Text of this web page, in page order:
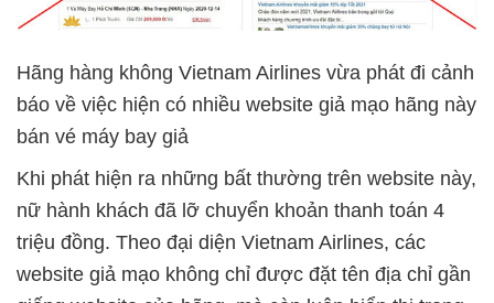
Hãng hàng không Vietnam Airlines vừa phát đi cảnh
báo về việc hiện có nhiều website giả mạo hãng này
bán vé máy bay giả
Khi phát hiện ra những bất thường trên website này,
nữ hành khách đã lỡ chuyển khoản thanh toán 4
triệu đồng. Theo đại diện Vietnam Airlines, các
website giả mạo không chỉ được đặt tên địa chỉ gần